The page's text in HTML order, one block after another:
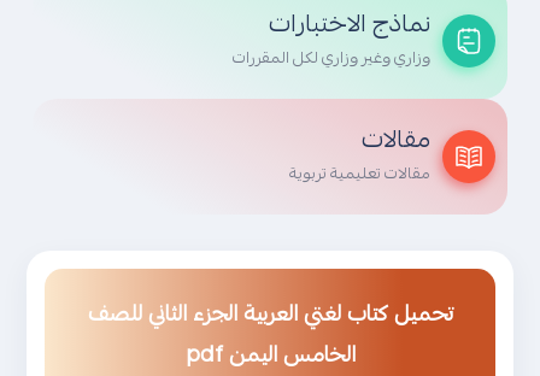
نماذج الاختبارات
وزاري وغير وزاري لكل المقررات
مقالات
مقالات تعليمية تربوية
تحميل كتاب لغتي العربية الجزء الثاني للصف
الخامس اليمن pdf